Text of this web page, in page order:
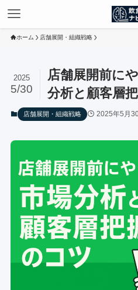
ホーム 店舗展開・組織戦略
店舗展開前に
分析と顧客層
2025
5/30
店舗展開・組織戦略 2025年5月